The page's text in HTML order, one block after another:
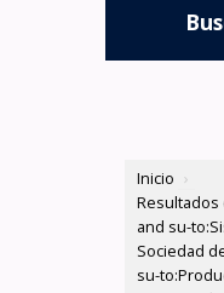
Inicio ›
Resultados
and su-
Sociedad
su-